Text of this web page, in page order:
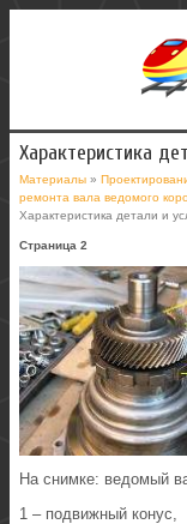
Характеристика
Материалы »
ремонта вала ведомого
Характеристика детали и
Страница 2
На снимке: ведомый
1 – подвижный конус,